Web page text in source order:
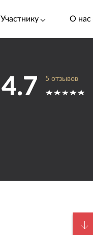
Участнику О нас
4.7 5 отзывов